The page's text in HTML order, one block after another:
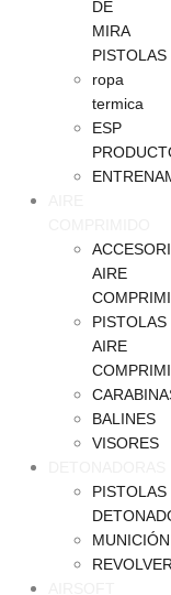
DE
MIRA
PISTOLAS
ropa
termica
ESP
AIRE
PISTOLAS
AIRE
BALINES
VISORES
PISTOLAS
MUNICIÓN